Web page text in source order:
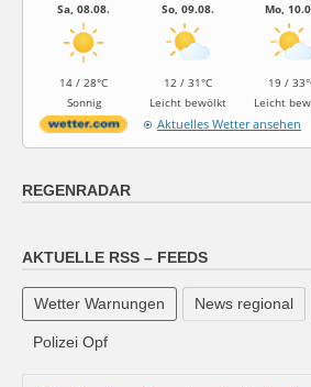
Sa, 08.08.
14 / 28°C
Sonnig
So, 09.08.
12 / 31°C
Leicht bewölkt
Mo,
19 /
Leicht
Aktuelles Wetter ansehen
REGENRADAR
AKTUELLE RSS – FEEDS
Wetter Warnungen News regional
Polizei Opf